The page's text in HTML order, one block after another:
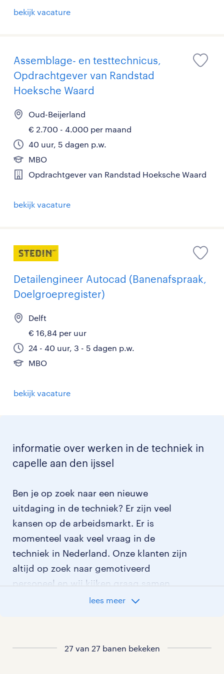
bekijk vacature
Assemblage- en testtechnicus,
Opdrachtgever van Randstad
Hoeksche Waard
Oud-Beijerland
€ 2.700 - 4.000 per maand
40 uur, 5 dagen p.w.
MBO
Opdrachtgever van Randstad Hoeksche Waard
bekijk vacature
Detailengineer Autocad (Banenafspraak,
Doelgroepregister)
Delft
€ 16,84 per uur
24 - 40 uur, 3 - 5 dagen p.w.
MBO
bekijk vacature
informatie over werken in de techniek in
capelle aan den ijssel
Ben je op zoek naar een nieuwe
uitdaging in de techniek? Er zijn veel
kansen op de arbeidsmarkt. Er is
momenteel vaak veel vraag in de
techniek in Nederland. Onze klanten zijn
altijd op zoek naar gemotiveerd
personeel en wij kijken graag samen
met je naar de organisatie die het beste
lees meer
27 van 27 banen bekeken